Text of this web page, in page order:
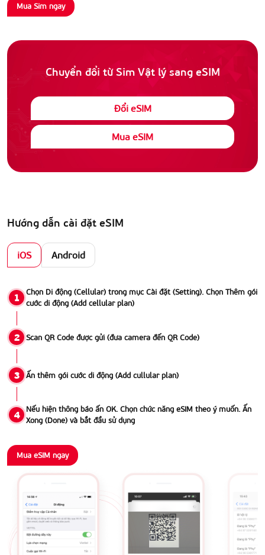
Mua Sim ngay
Chuyển đổi từ Sim Vật lý sang eSIM
Đổi eSIM
Mua eSIM
Hướng dẫn cài đặt eSIM
iOS Android
1
Chọn Di động (Cellular) trong mục Cài đặt (Setting). Chọn Thêm gói
cước di động (Add cellular plan)
2 Scan QR Code được gửi (đưa camera đến QR Code)
3 Ấn thêm gói cước di động (Add cullular plan)
4
Nếu hiện thông báo ấn OK. Chọn chức năng eSIM theo ý muốn. Ấn
Xong (Done) và bắt đầu sử dụng
Mua eSIM ngay